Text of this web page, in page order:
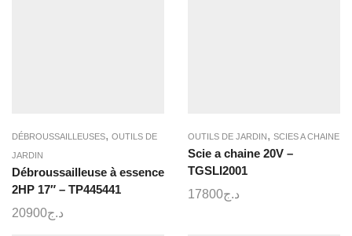
DÉBROUSSAILLEUSES, OUTILS DE
JARDIN
Débroussailleuse à essence
2HP 17″ – TP445441
د.ج20900
OUTILS DE JARDIN, SCIES A CHAINE
Scie a chaine 20V –
TGSLI2001
د.ج17800